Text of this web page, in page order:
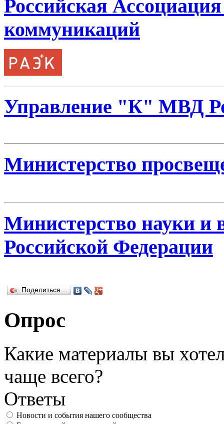
Российская
коммуникаций
Управление "К" МВД
Министерство
Министерство науки и
Российской Федерации
Поделиться…
Опрос
Какие материалы вы
чаще всего?
Ответы
Новости и события нашего сообщества